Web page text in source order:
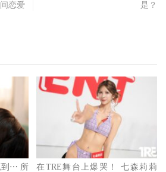
恋爱
是？
到⋯ 所
在TRE舞台上爆哭！ 七森莉莉